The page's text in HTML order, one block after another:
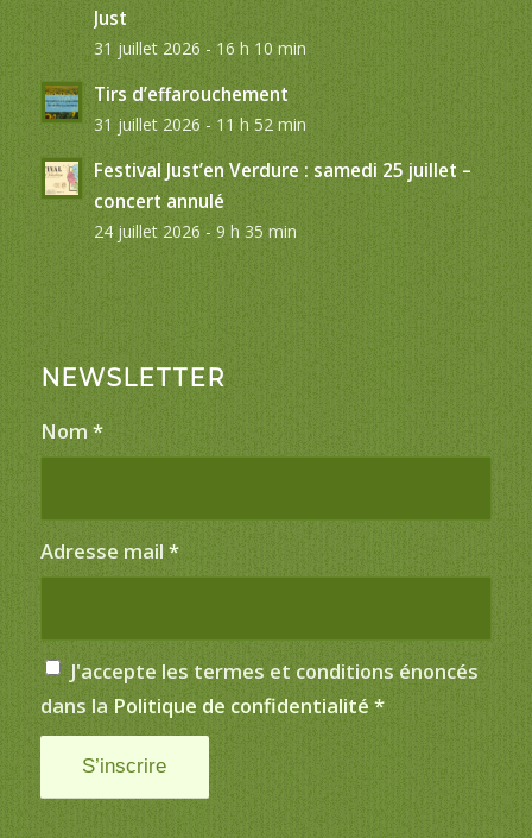
Just
31 juillet 2026 - 16 h 10 min
Tirs d’effarouchement
31 juillet 2026 - 11 h 52 min
Festival Just’en Verdure : samedi 25 juillet –
concert annulé
24 juillet 2026 - 9 h 35 min
NEWSLETTER
Nom *
Adresse mail *
J'accepte les termes et conditions énoncés
dans la Politique de confidentialité *